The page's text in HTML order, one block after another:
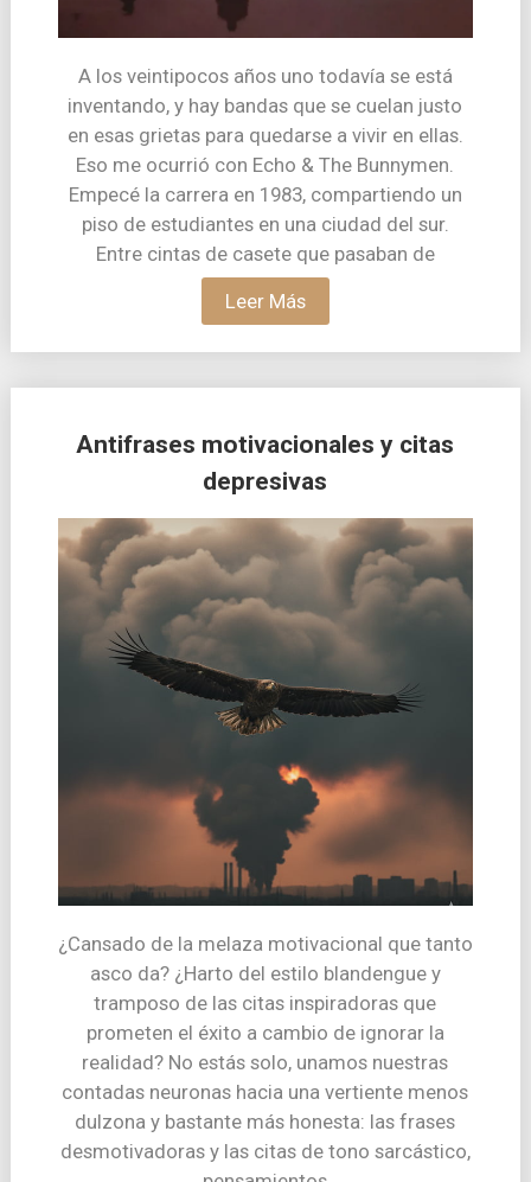
A los veintipocos años uno todavía se está
inventando, y hay bandas que se cuelan justo
en esas grietas para quedarse a vivir en ellas.
Eso me ocurrió con Echo & The Bunnymen.
Empecé la carrera en 1983, compartiendo un
piso de estudiantes en una ciudad del sur.
Entre cintas de casete que pasaban de
Leer Más
Antifrases motivacionales y citas
depresivas
¿Cansado de la melaza motivacional que tanto
asco da? ¿Harto del estilo blandengue y
tramposo de las citas inspiradoras que
prometen el éxito a cambio de ignorar la
realidad? No estás solo, unamos nuestras
contadas neuronas hacia una vertiente menos
dulzona y bastante más honesta: las frases
desmotivadoras y las citas de tono sarcástico,